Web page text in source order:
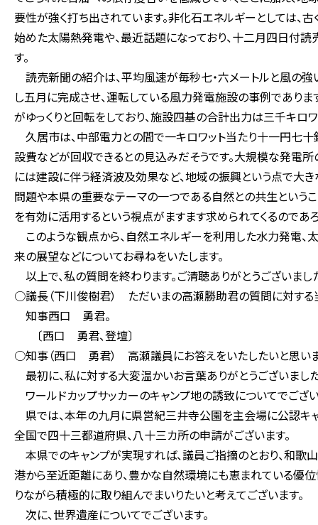
要性が強く打ち出されています。非化石エネルギーとしては、
始めた太陽熱発電や、最近話題になっており、十二月四日付
す。
読売新聞の紹介は、平均風速が毎秒七・六メートルと風の
し五月に完成させ、運転している風力発電施設の事例であり
がゆっくりと回転をしており、施設四基の合計出力は三千キロ
久居市は、中部電力との間で一キロワット当たり十一円七
設費などが回収できるとの見込みだそうです。大規模な発電
には建設に伴う経済波及効果など、地域の振興という点で大
問題や本県の重要なテーマの一つである自然との共生という
を有効に活用するという視点がますます求められてくるのであ
このような観点から、自然エネルギーを利用した水力発電
来の展望などについてお尋ねをいたします。
以上で、私の質問を終わります。ご清聴ありがとうございまし
○議長（下川俊樹君） ただいまの高瀬勝助君の質問に対する
知事西口 勇君。
〔西口 勇君、登壇〕
○知事（西口 勇君） 高瀬議員にお答えをいたしたいと思いま
最初に、私に対する大変温かいお言葉ありがとうございまし
ワールドカップサッカーのキャンプ地の誘致についてでござい
県では、本年の九月に県営紀三井寺公園を主会場に公認キャ
全国で四十三都道府県、八十三カ所の申請がございます。
本県でのキャンプが実現すれば、議員ご指摘のとおり、和
港から至近距離にあり、豊かな自然環境にも恵まれている優
りながら積極的に取り組んでまいりたいと考えてございます。
次に、世界遺産についてでございます。